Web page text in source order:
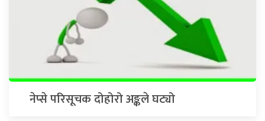
नेप्से परिसूचक दोहोरो अङ्कले घट्यो